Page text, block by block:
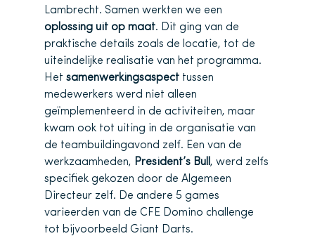
Lambrecht. Samen werkten we een
oplossing uit op maat. Dit ging van de
praktische details zoals de locatie, tot de
uiteindelijke realisatie van het programma.
Het samenwerkingsaspect tussen
medewerkers werd niet alleen
geïmplementeerd in de activiteiten, maar
kwam ook tot uiting in de organisatie van
de teambuildingavond zelf. Een van de
werkzaamheden, President’s Bull , werd zelfs
specifiek gekozen door de Algemeen
Directeur zelf. De andere 5 games
varieerden van de CFE Domino challenge
tot bijvoorbeeld Giant Darts.